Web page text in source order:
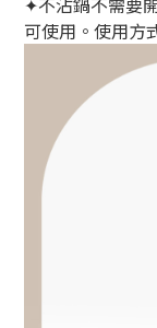
✦
可使用。使用方